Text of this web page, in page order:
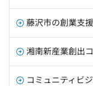
藤沢市の創業支
湘南新産業創出
コミュニティビ